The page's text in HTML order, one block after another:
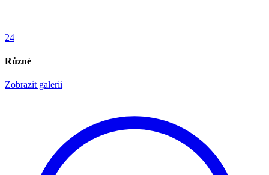
24
Různé
Zobrazit galerii